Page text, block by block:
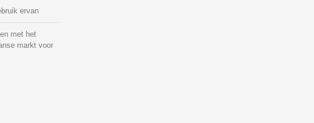
ervan
met het
markt voor